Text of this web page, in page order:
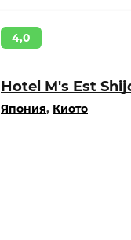
4,0
Hotel M's Est
Япония, Киото